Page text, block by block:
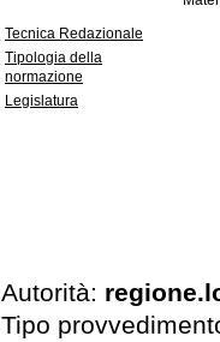
Tecnica Redazionale
Tipologia della
normazione
Legislatura
Autorità:
Tipo